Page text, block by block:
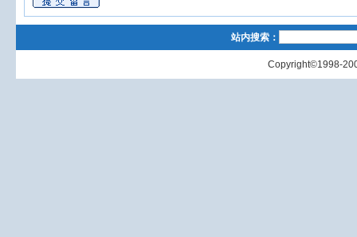
站内搜索：
Copyright©1998-